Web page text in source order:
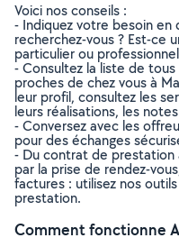
Voici nos conseils :
- Indiquez votre besoin en
recherchez-vous ? Est-ce
particulier ou
- Consultez la liste de
proches de chez vous à
leur profil, consultez les
leurs réalisations, les
- Conversez avec les
pour des échanges
- Du contrat de prestation
par la prise de rendez-
factures : utilisez nos
prestation.
Comment fonctionne